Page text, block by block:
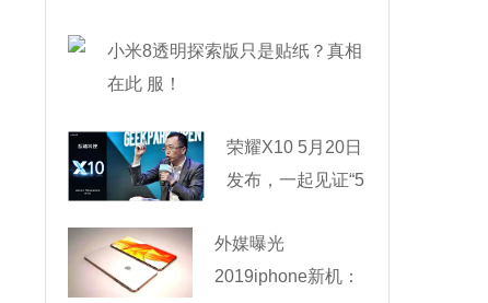
小米8透明探索版只是贴纸？真相
在此 服！
荣耀X10 5月20日
发布，一起见证“5
外媒曝光
2019iphone新机：